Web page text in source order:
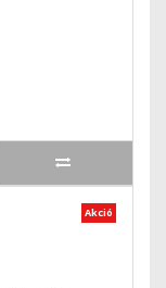
Akció